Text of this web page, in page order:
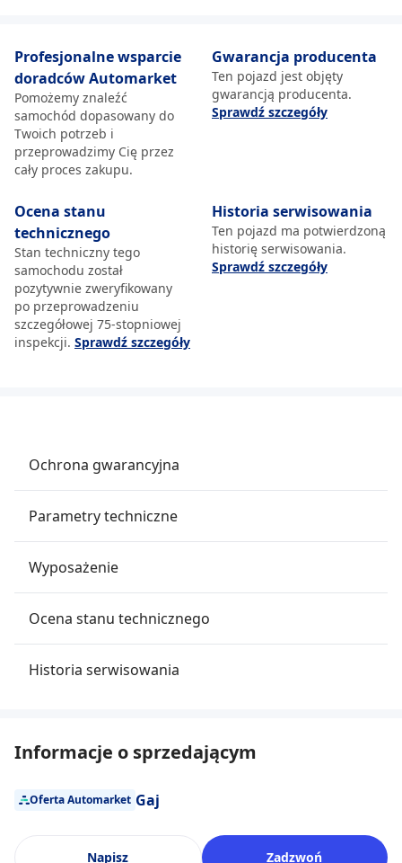
Profesjonalne wsparcie
doradców Automarket
Pomożemy znaleźć
samochód dopasowany do
Twoich potrzeb i
przeprowadzimy Cię przez
cały proces zakupu.
Gwarancja producenta
Ten pojazd jest objęty
gwarancją producenta.
Sprawdź szczegóły
Ocena stanu
technicznego
Stan techniczny tego
samochodu został
pozytywnie zweryfikowany
po przeprowadzeniu
szczegółowej 75-stopniowej
inspekcji. Sprawdź szczegóły
Historia serwisowania
Ten pojazd ma potwierdzoną
historię serwisowania.
Sprawdź szczegóły
Ochrona gwarancyjna
Parametry techniczne
Wyposażenie
Ocena stanu technicznego
Historia serwisowania
Informacje o sprzedającym
Oferta Automarket Gaj
Napisz Zadzwoń